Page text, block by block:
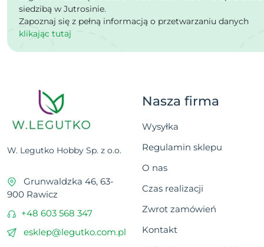
siedzibą w Jutrosinie.
Zapoznaj się z pełną informacją o przetwarzaniu danych
klikając tutaj
W. Legutko Hobby Sp. z o.o.
Grunwaldzka 46, 63-
900 Rawicz
+48 603 568 347
esklep@legutko.com.pl
Nasza firma
Wysyłka
Regulamin sklepu
O nas
Czas realizacji
Zwrot zamówień
Kontakt